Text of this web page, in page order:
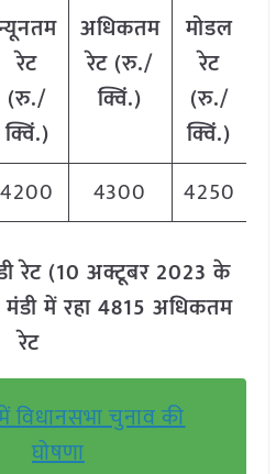
रेट
(रु./
क्विं.)
अधिकतम
रेट (रु./
क्विं.)
मोडल
रेट
(रु./
क्विं.)
4200 4300 4250
रेट (10 अक्टूबर 2023 के
में रहा 4815 अधिकतम
रेट
विधानसभा चुनाव की
घोषणा